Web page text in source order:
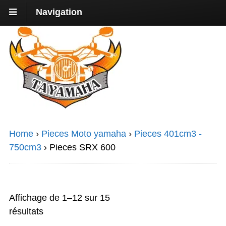
Navigation
Home › Pieces Moto yamaha › Pieces 401cm3 -
750cm3 › Pieces SRX 600
Affichage de 1–12 sur 15
résultats